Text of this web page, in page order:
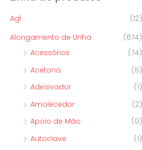
o
r
Agl
(12)
Alongamento de Unha
(674)
Acessórios
(74)
Acetona
(5)
Adesivador
(1)
Amolecedor
(2)
Apoio de Mão
(0)
Autoclave
(1)